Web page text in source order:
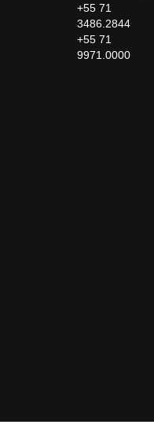
+55 71
3486.2844
+55 71
9971.0000